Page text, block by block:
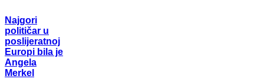
Najgori
političar u
poslijeratnoj
Europi bila je
Angela
Merkel